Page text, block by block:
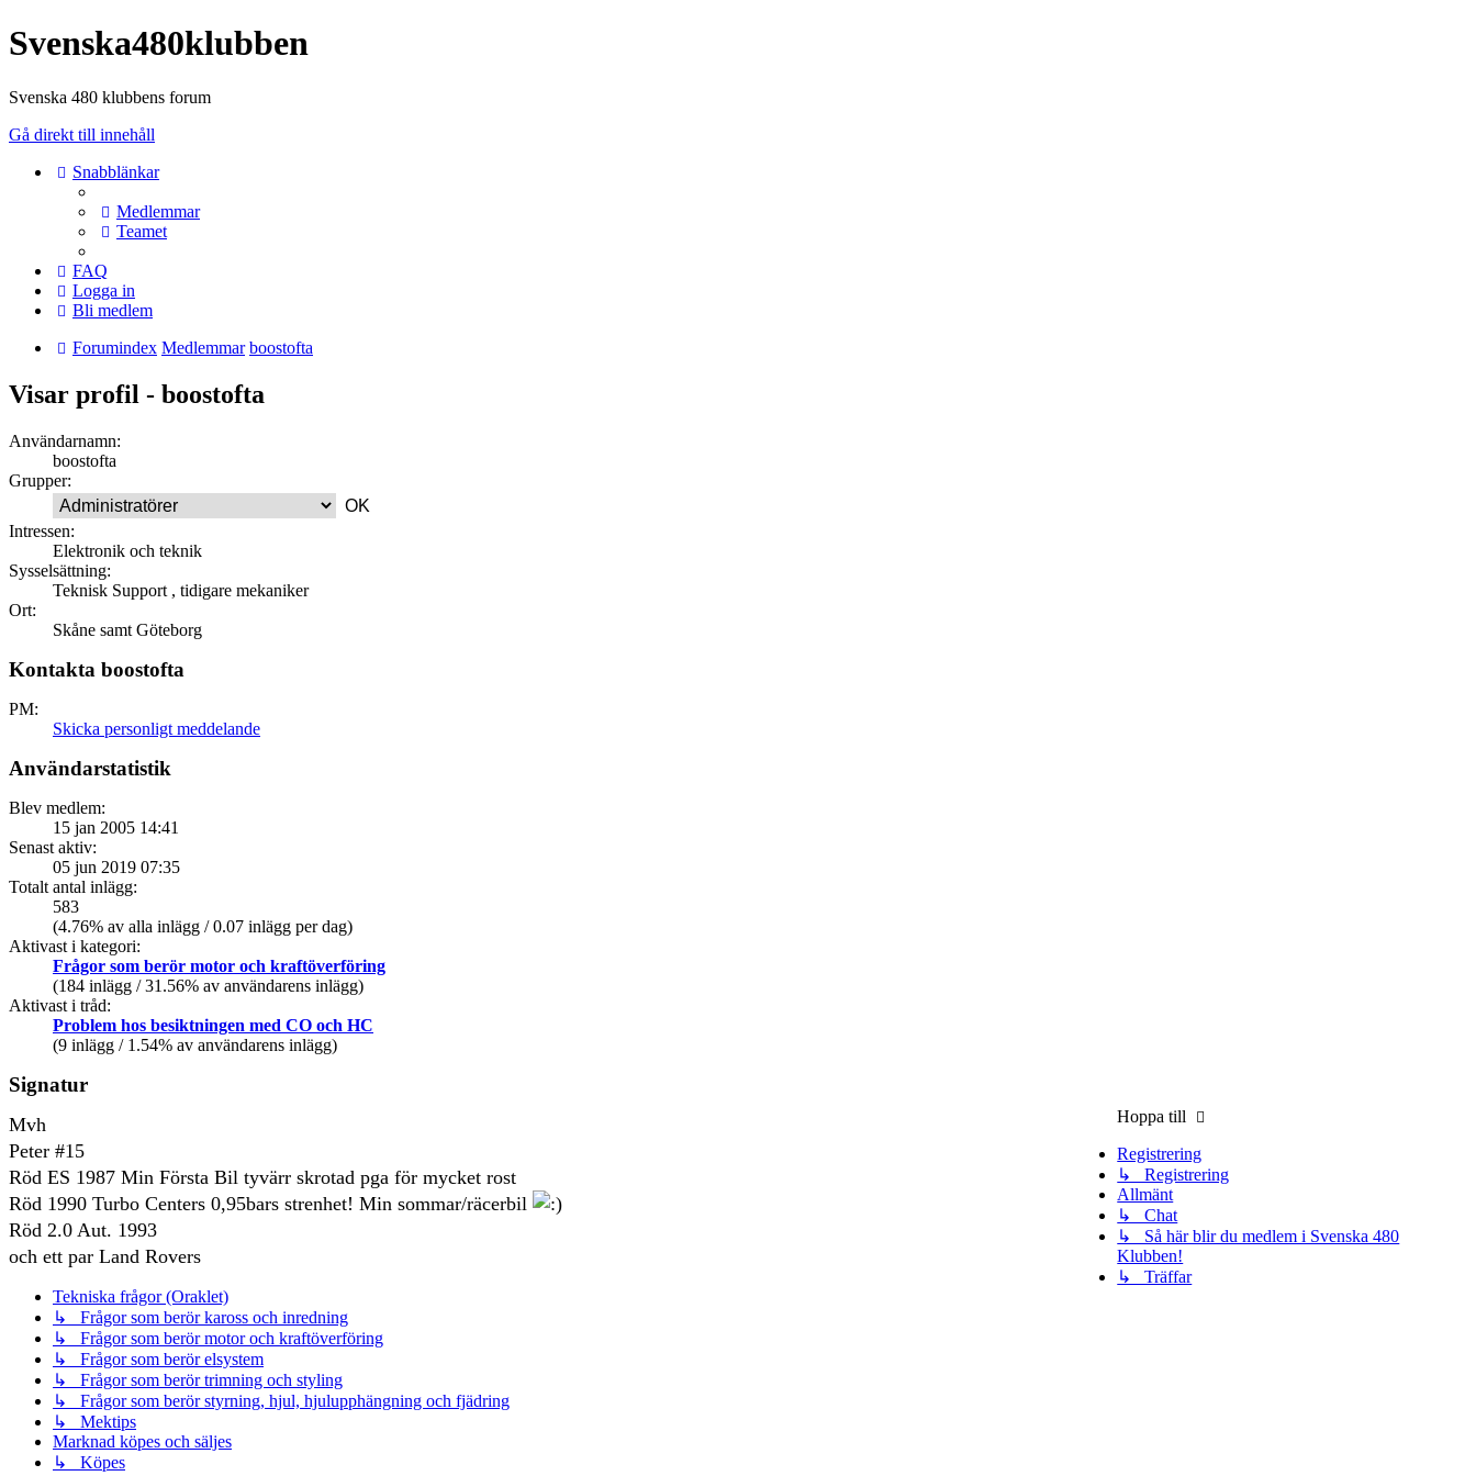
Svenska480klubben
Svenska 480 klubbens forum
Gå direkt till innehåll
Snabblänkar
Medlemmar
Teamet
FAQ
Logga in
Bli medlem
Forumindex Medlemmar boostofta
Visar profil - boostofta
Användarnamn:
boostofta
Grupper:
Intressen:
Elektronik och teknik
Sysselsättning:
Teknisk Support , tidigare mekaniker
Ort:
Skåne samt Göteborg
Kontakta boostofta
PM:
Skicka personligt meddelande
Användarstatistik
Blev medlem:
15 jan 2005 14:41
Senast aktiv:
05 jun 2019 07:35
Totalt antal inlägg:
583
(4.76% av alla inlägg / 0.07 inlägg per dag)
Aktivast i kategori:
Frågor som berör motor och kraftöverföring
(184 inlägg / 31.56% av användarens inlägg)
Aktivast i tråd:
Problem hos besiktningen med CO och HC
(9 inlägg / 1.54% av användarens inlägg)
Signatur
Mvh
Peter #15
Röd ES 1987 Min Första Bil tyvärr skrotad pga för mycket rost
Röd 1990 Turbo Centers 0,95bars strenhet! Min sommar/räcerbil
Röd 2.0 Aut. 1993
och ett par Land Rovers
Hoppa till
Registrering
↳ Registrering
Allmänt
↳ Chat
↳ Så här blir du medlem i Svenska 480
Klubben!
↳ Träffar
Tekniska frågor (Oraklet)
↳ Frågor som berör kaross och inredning
↳ Frågor som berör motor och kraftöverföring
↳ Frågor som berör elsystem
↳ Frågor som berör trimning och styling
↳ Frågor som berör styrning, hjul, hjulupphängning och fjädring
↳ Mektips
Marknad köpes och säljes
↳ Köpes